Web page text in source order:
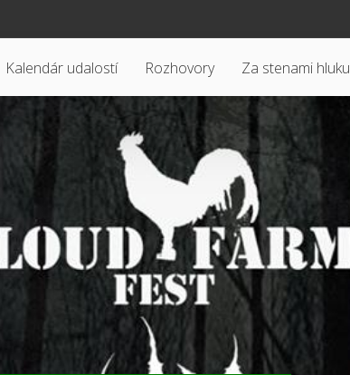
Kalendár udalostí Rozhovory Za stenami hluku